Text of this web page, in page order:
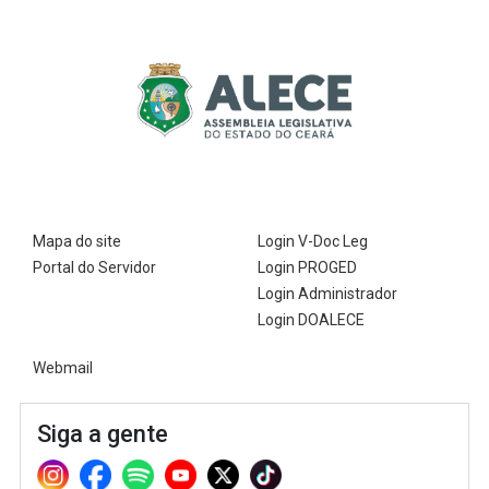
Departamento de
Documentação e Informação
Mapa do site
Portal do Servidor
Login V-Doc Leg
Login PROGED
Login Administrador
Login DOALECE
Webmail
Siga a gente